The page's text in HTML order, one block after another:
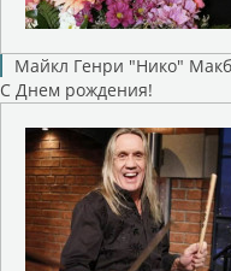
Майкл Генри "Нико"
С Днем рождения!